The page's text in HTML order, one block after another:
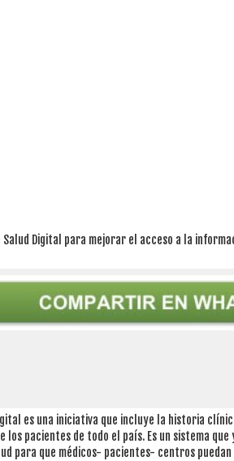
Salud Digital para mejorar el acceso a la
es una iniciativa que incluye la historia
los pacientes de todo el país. Es un sistema
para que médicos- pacientes- centros